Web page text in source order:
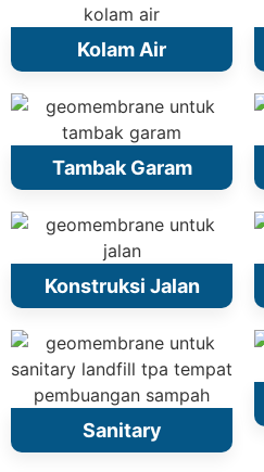
Kolam Air
Tambak Garam
Konstruksi Jalan
Sanitary